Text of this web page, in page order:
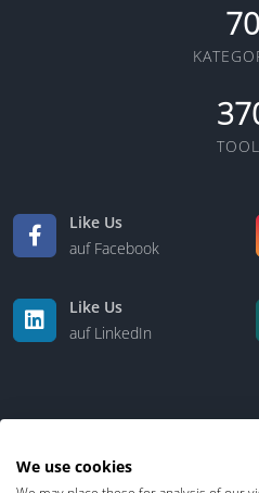
70
Like Us
auf Facebook
Like Us
auf LinkedIn
We use cookies